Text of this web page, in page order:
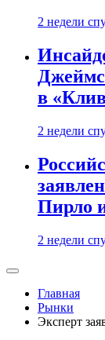
2 недели
Джеймс
в
2 недели
Пирло
2 недели
Главная
Рынки
Эксперт